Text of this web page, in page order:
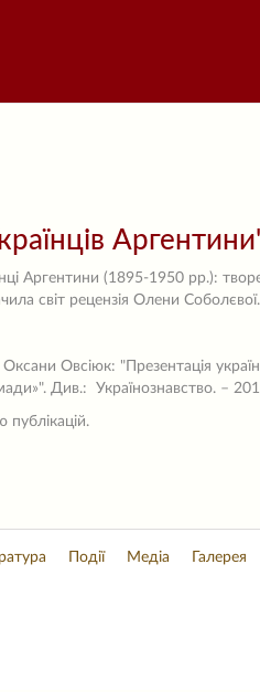
Аргентини (1895-1950 рр.):
світ рецензія Олени Соболєвої.
Овсіюк: "Презентація
Див.: Українознавство. –
Події Медіа Галерея